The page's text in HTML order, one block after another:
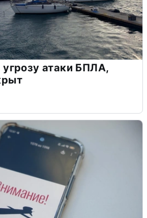
атаки БПЛА,